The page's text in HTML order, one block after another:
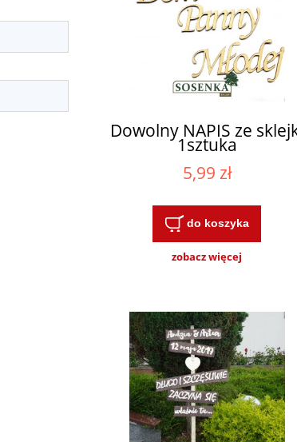
Dowolny NAPIS ze
1sztuka
5,99 zł
do koszyka
zobacz więcej